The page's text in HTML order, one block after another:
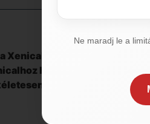
volt, melynek
hasonlóan az orlistat,
megegyezik.
Ne maradj le a